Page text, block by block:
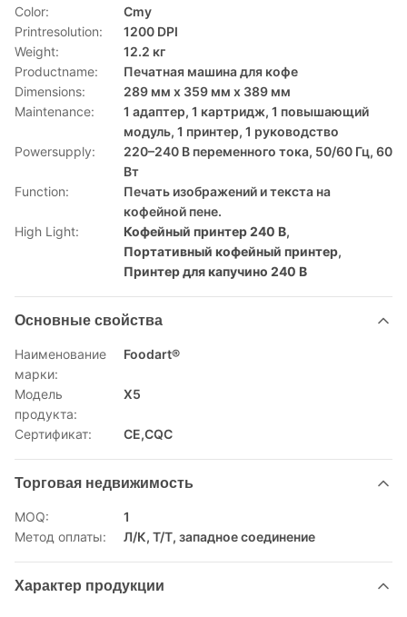
Color:
Cmy
Printresolution:
1200 DPI
Weight:
12.2 кг
Productname:
Печатная машина для кофе
Dimensions:
289 мм х 359 мм х 389 мм
Maintenance:
1 адаптер, 1 картридж, 1 повышающий
модуль, 1 принтер, 1 руководство
Powersupply:
220–240 В переменного тока, 50/60 Гц, 60
Вт
Function:
Печать изображений и текста на
кофейной пене.
High Light:
Кофейный принтер 240 В,
Портативный кофейный принтер,
Принтер для капучино 240 В
Основные свойства
Наименование
марки:
Foodart®
Модель
продукта:
X5
Сертификат: CE,CQC
Торговая недвижимость
MOQ:
1
Метод оплаты:
Л/К, Т/Т, западное соединение
Характер продукции